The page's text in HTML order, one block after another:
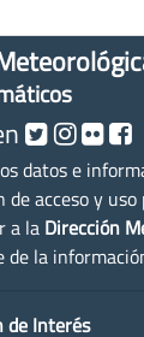
datos e
de acceso y
a la Dirección
de la
de Interés